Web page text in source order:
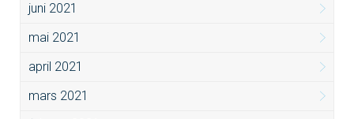
juni 2021
mai 2021
april 2021
mars 2021